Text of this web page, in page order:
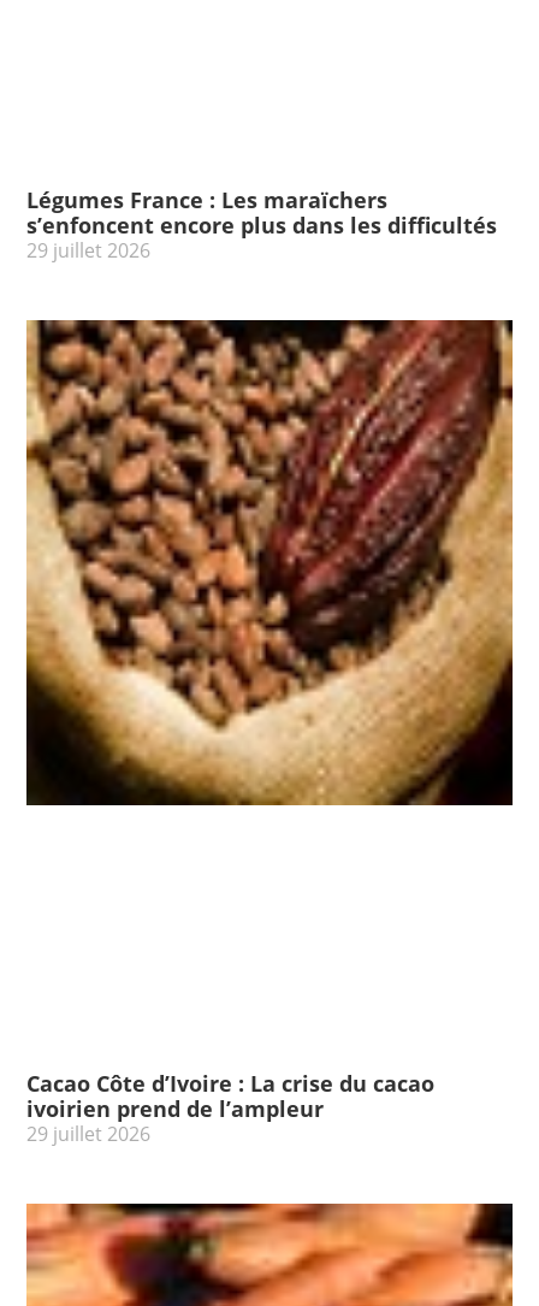
Légumes France : Les maraïchers
s’enfoncent encore plus dans les difficultés
29 juillet 2026
Cacao Côte d’Ivoire : La crise du cacao
ivoirien prend de l’ampleur
29 juillet 2026